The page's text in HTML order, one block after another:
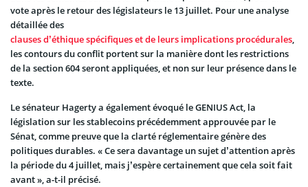
vote après le retour des législateurs le 13 juillet. Pour une analyse
détaillée des
clauses d’éthique spécifiques et de leurs implications procédurales,
les contours du conflit portent sur la manière dont les restrictions
de la section 604 seront appliquées, et non sur leur présence dans le
texte.
Le sénateur Hagerty a également évoqué le GENIUS Act, la
législation sur les stablecoins précédemment approuvée par le
Sénat, comme preuve que la clarté réglementaire génère des
politiques durables. « Ce sera davantage un sujet d’attention après
la période du 4 juillet, mais j’espère certainement que cela soit fait
avant », a-t-il précisé.